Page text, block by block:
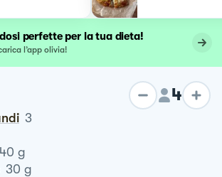
perfette per la tua dieta!
l’app olivia!
4
3
40 g
30 g